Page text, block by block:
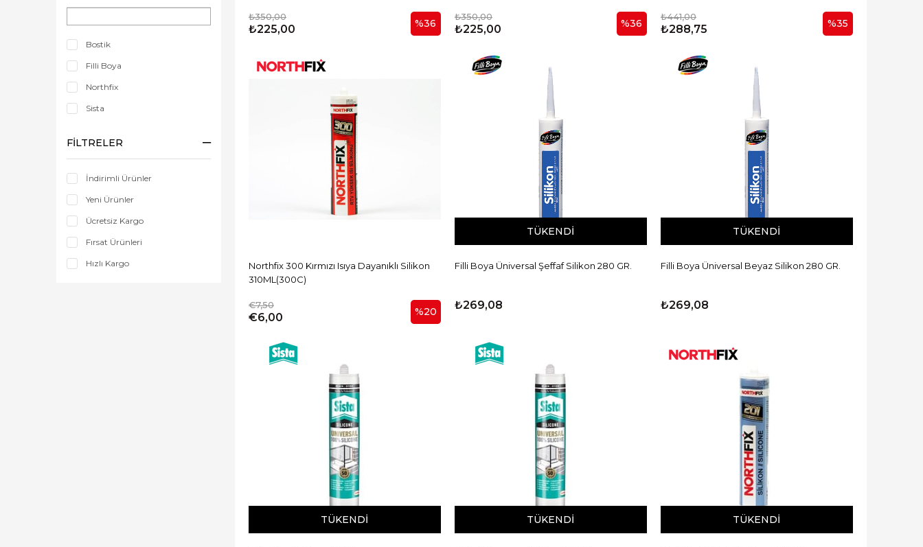
Bostik
Filli Boya
Northfix
Sista
FILTRELER
İndirimli Ürünler
Yeni Ürünler
Ücretsiz Kargo
Fırsat Ürünleri
Hızlı Kargo
₺350,00
₺225,00 %36
₺350,00
₺225,00 %36
₺441,00
₺288,75 %35
Northfix 300 Kırmızı Isıya Dayanıklı Silikon
310ML(300C)
€7,50
€6,00 %20
TÜKENDI
Filli Boya Üniversal Şeffaf Silikon 280 GR.
₺269,08
TÜKENDI
Filli Boya Üniversal Beyaz Silikon 280 GR.
₺269,08
TÜKENDI TÜKENDI TÜKENDI